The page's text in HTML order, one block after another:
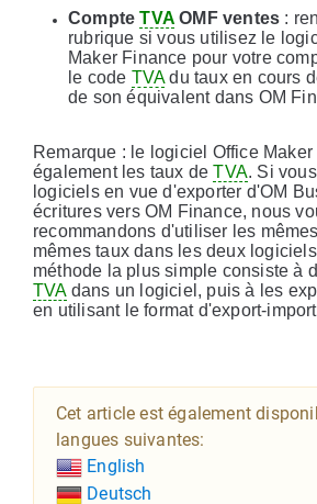
CompteTVA OMF ventes :
rubrique si vous utilisez le
Maker Finance pour votre
le code TVAdu taux en cours
de son équivalent dans OM
Remarque : le logiciel Office
également les taux deTVA. Si
logiciels en vue d'exporter d'OM
écritures vers OM Finance, nous
recommandons d'utiliser les
mêmes taux dans les deux
méthode la plus simple consiste à
TVAdans un logiciel, puis à les
en utilisant le format d'export-
Cet article est également
langues suivantes:
English
Deutsch